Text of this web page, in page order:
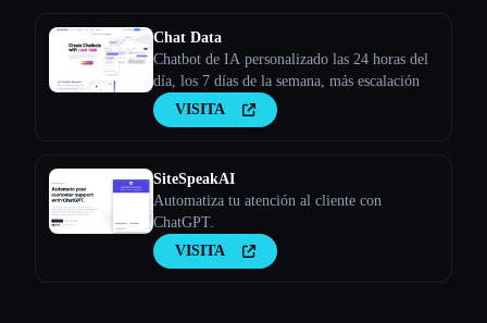
Chat Data
Chatbot de IA personalizado las 24 horas del
día, los 7 días de la semana, más escalación
VISITA
SiteSpeakAI
Automatiza tu atención al cliente con
ChatGPT.
VISITA